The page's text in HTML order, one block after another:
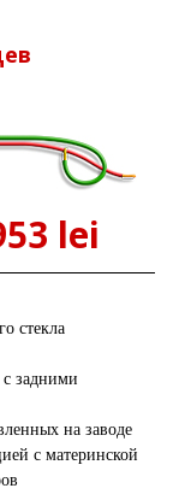
lei
стекла
задними
на заводе
с материнской